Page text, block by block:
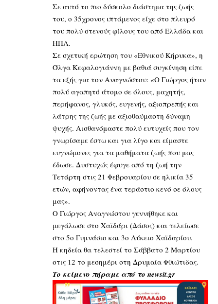
Σε αυτό το πιο δύσκολο διάστημα της ζωής
του, ο 35χρονος ιπτάμενος είχε στο πλευρό
του πολύ στενούς φίλους του από Ελλάδα και
ΗΠΑ.
Σε σχετική ερώτηση του «Εθνικού Κήρυκα», η
Όλγα Κεφαλογιάννη με βαθιά συγκίνηση είπε
τα εξής για τον Αναγνώστου: «Ο Γιώργος ήταν
πολύ αγαπητό άτομο σε όλους, μαχητής,
περήφανος, γλυκός, ευγενής, αξιοπρεπής και
λάτρης της ζωής με αξιοθαύμαστη δύναμη
ψυχής. Αισθανόμαστε πολύ ευτυχείς που τον
γνωρίσαμε έστω και για λίγο και είμαστε
ευγνώμονες για τα μαθήματα ζωής που μας
έδωσε. Δυστυχώς έφυγε από τη ζωή την
Τετάρτη στις 21 Φεβρουαρίου σε ηλικία 35
ετών, αφήνοντας ένα τεράστιο κενό σε όλους
μας».
Ο Γιώργος Αναγνώστου γεννήθηκε και
μεγάλωσε στο Χαϊδάρι (Δάσος) και τελείωσε
στο 5ο Γυμνάσιο και 3ο Λύκειο Χαϊδαρίου.
Η κηδεία θα τελεστεί το Σάββατο 2 Μαρτίου
στις 12 το μεσημέρι στη Δρυμαία Φθιώτιδας.
Το κείμενο πήραμε από το newsit.gr